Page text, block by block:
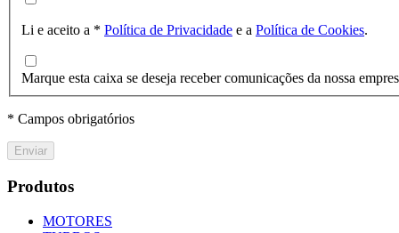
Li e aceito a * Política de Privacidade e a Política de Cookies.
Marque esta caixa se deseja receber comunicações da nossa
* Campos obrigatórios
Enviar
Produtos
MOTORES